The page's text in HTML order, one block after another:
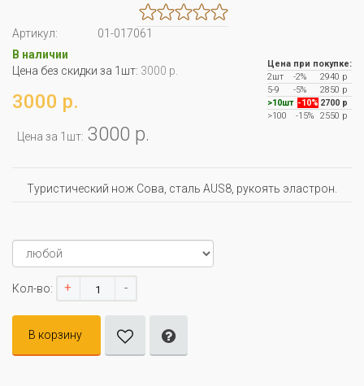
Артикул:
01-017061
В наличии
Цена без скидки за 1шт: 3000 р.
3000 р.
Цена за 1шт: 3000 р.
Цена при покупке:
2шт
-2%
2940 р
5-9
-5%
2850 р
>10шт -10% 2700 р
>100
-15% 2550 р
Туристический нож Сова, сталь AUS8, рукоять эластрон.
Кол-во: + -
В корзину